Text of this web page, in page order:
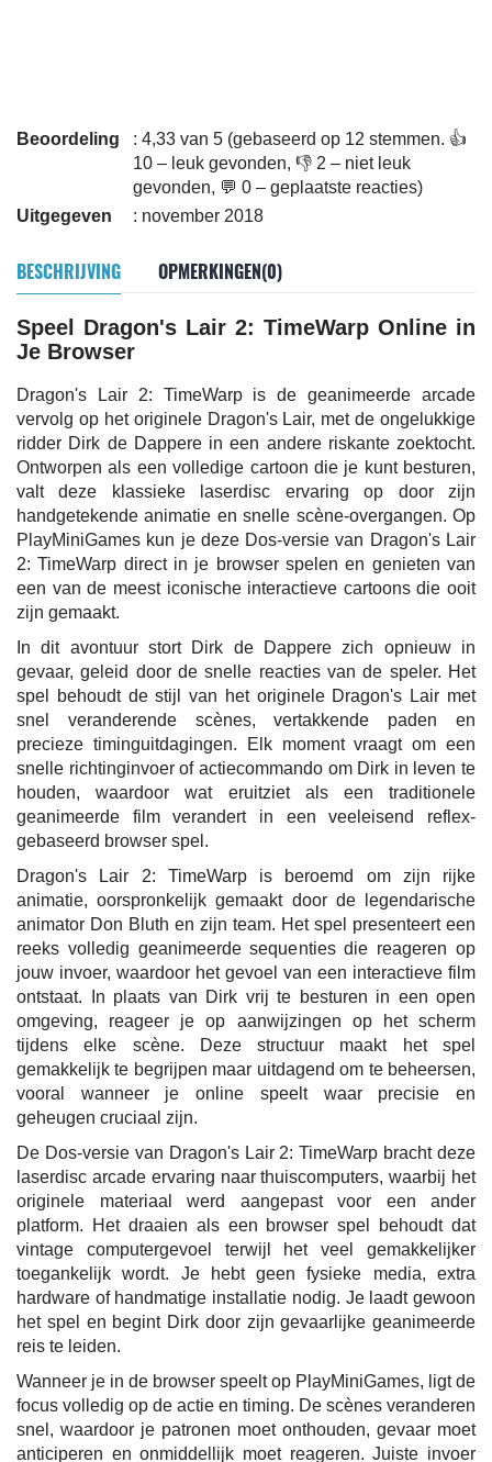
Beoordeling
: 4,33 van 5 (gebaseerd op 12 stemmen. 👍
10 – leuk gevonden, 👎 2 – niet leuk
gevonden, 💬 0 – geplaatste reacties)
Uitgegeven
: november 2018
BESCHRIJVING OPMERKINGEN(0)
Speel Dragon's Lair 2: TimeWarp Online in
Je Browser
Dragon's Lair 2: TimeWarp is de geanimeerde arcade
vervolg op het originele Dragon's Lair, met de ongelukkige
ridder Dirk de Dappere in een andere riskante zoektocht.
Ontworpen als een volledige cartoon die je kunt besturen,
valt deze klassieke laserdisc ervaring op door zijn
handgetekende animatie en snelle scène-overgangen. Op
PlayMiniGames kun je deze Dos-versie van Dragon's Lair
2: TimeWarp direct in je browser spelen en genieten van
een van de meest iconische interactieve cartoons die ooit
zijn gemaakt.
In dit avontuur stort Dirk de Dappere zich opnieuw in
gevaar, geleid door de snelle reacties van de speler. Het
spel behoudt de stijl van het originele Dragon's Lair met
snel veranderende scènes, vertakkende paden en
precieze timinguitdagingen. Elk moment vraagt om een
snelle richtinginvoer of actiecommando om Dirk in leven te
houden, waardoor wat eruitziet als een traditionele
geanimeerde film verandert in een veeleisend reflex-
gebaseerd browser spel.
Dragon's Lair 2: TimeWarp is beroemd om zijn rijke
animatie, oorspronkelijk gemaakt door de legendarische
animator Don Bluth en zijn team. Het spel presenteert een
reeks volledig geanimeerde sequenties die reageren op
jouw invoer, waardoor het gevoel van een interactieve film
ontstaat. In plaats van Dirk vrij te besturen in een open
omgeving, reageer je op aanwijzingen op het scherm
tijdens elke scène. Deze structuur maakt het spel
gemakkelijk te begrijpen maar uitdagend om te beheersen,
vooral wanneer je online speelt waar precisie en
geheugen cruciaal zijn.
De Dos-versie van Dragon's Lair 2: TimeWarp bracht deze
laserdisc arcade ervaring naar thuiscomputers, waarbij het
originele materiaal werd aangepast voor een ander
platform. Het draaien als een browser spel behoudt dat
vintage computergevoel terwijl het veel gemakkelijker
toegankelijk wordt. Je hebt geen fysieke media, extra
hardware of handmatige installatie nodig. Je laadt gewoon
het spel en begint Dirk door zijn gevaarlijke geanimeerde
reis te leiden.
Wanneer je in de browser speelt op PlayMiniGames, ligt de
focus volledig op de actie en timing. De scènes veranderen
snel, waardoor je patronen moet onthouden, gevaar moet
anticiperen en onmiddellijk moet reageren. Juiste invoer